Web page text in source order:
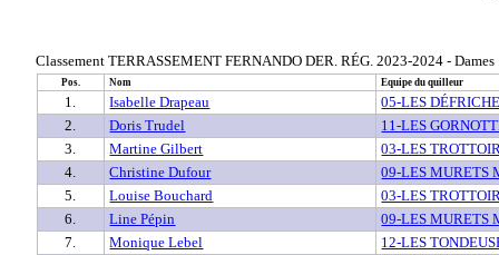
Classement TERRASSEMENT FERNANDO DER. RÉG. 2023-2024 - Dames
Pos. Nom Equipe du quilleur
1. Isabelle Drapeau
05-LES
2.
Doris Trudel
11-LES
3.
Martine Gilbert
03-LES
4.
Christine Dufour
09-LES MURETS
5.
Louise Bouchard
03-LES
6.
Line Pépin
09-LES MURETS
7.
Monique Lebel
12-LES